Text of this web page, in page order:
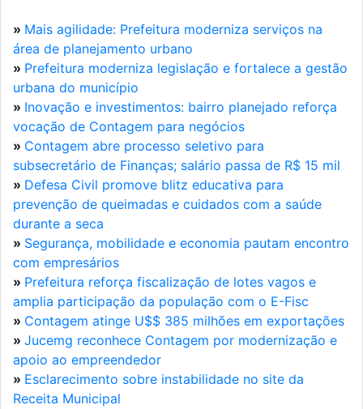
» Mais agilidade: Prefeitura moderniza serviços na
área de planejamento urbano
» Prefeitura moderniza legislação e fortalece a gestão
urbana do município
» Inovação e investimentos: bairro planejado reforça
vocação de Contagem para negócios
» Contagem abre processo seletivo para
subsecretário de Finanças; salário passa de R$ 15 mil
» Defesa Civil promove blitz educativa para
prevenção de queimadas e cuidados com a saúde
durante a seca
» Segurança, mobilidade e economia pautam encontro
com empresários
» Prefeitura reforça fiscalização de lotes vagos e
amplia participação da população com o E-Fisc
» Contagem atinge U$$ 385 milhões em exportações
» Jucemg reconhece Contagem por modernização e
apoio ao empreendedor
» Esclarecimento sobre instabilidade no site da
Receita Municipal